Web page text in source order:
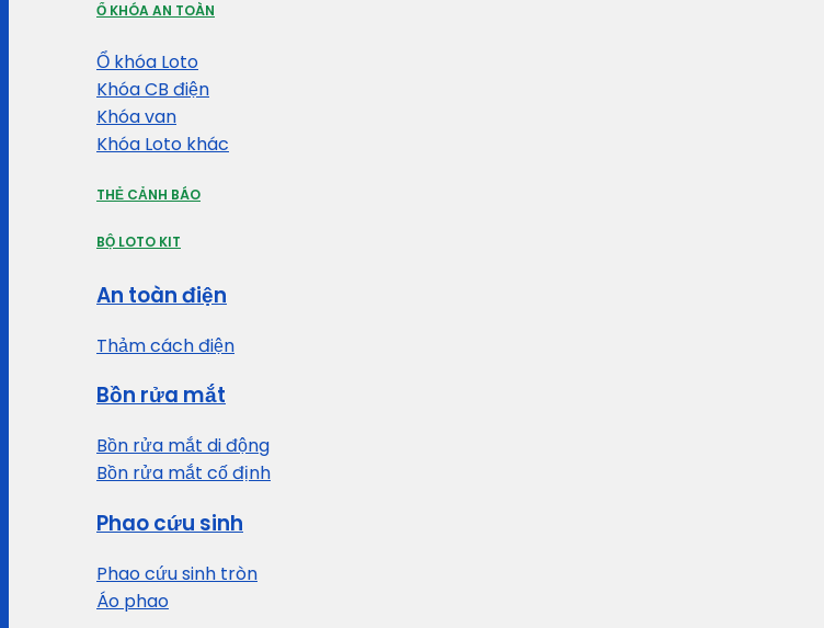
Ổ KHÓA AN TOÀN
Ổ khóa Loto
Khóa CB điện
Khóa van
Khóa Loto khác
THẺ CẢNH BÁO
BỘ LOTO KIT
An toàn điện
Thảm cách điện
Bồn rửa mắt
Bồn rửa mắt di động
Bồn rửa mắt cố định
Phao cứu sinh
Phao cứu sinh tròn
Áo phao